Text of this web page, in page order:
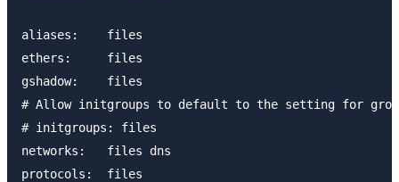
aliases:    files
ethers:     files
gshadow:    files
# Allow initgroups to default to the setting for
# initgroups: files
networks:   files dns
protocols:  files